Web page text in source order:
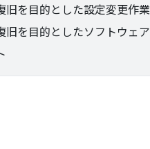
旧を目的とした設定変更作業
旧を目的としたソフトウェ